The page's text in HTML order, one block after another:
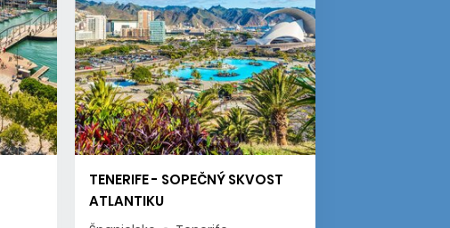
TENERIFE - SOPEČNÝ SKVOST
ATLANTIKU